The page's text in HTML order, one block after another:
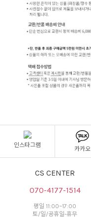
인스타그램
카카오
CS CENTER
070-4177-1514
평일 11:00~17:00
토/일/공휴일-휴무